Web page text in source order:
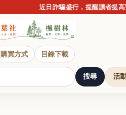
近日詐騙盛行，提醒讀者提高警
購買方式 目錄下載
搜尋 活